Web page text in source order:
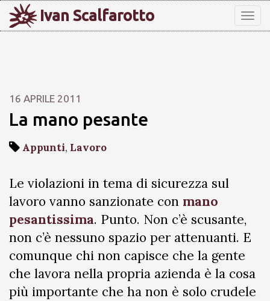
Ivan Scalfarotto
16 APRILE 2011
La mano pesante
Appunti, Lavoro
Le violazioni in tema di sicurezza sul
lavoro vanno sanzionate con mano
pesantissima. Punto. Non c’è scusante,
non c’è nessuno spazio per attenuanti. E
comunque chi non capisce che la gente
che lavora nella propria azienda è la cosa
più importante che ha non è solo crudele